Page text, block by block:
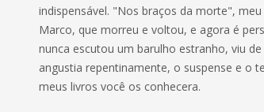
indispensável. "Nos braços da morte",
Marco, que morreu e voltou, e agora é
nunca escutou um barulho estranho, viu
angustia repentinamente, o suspense e o
meus livros você os conhecera.